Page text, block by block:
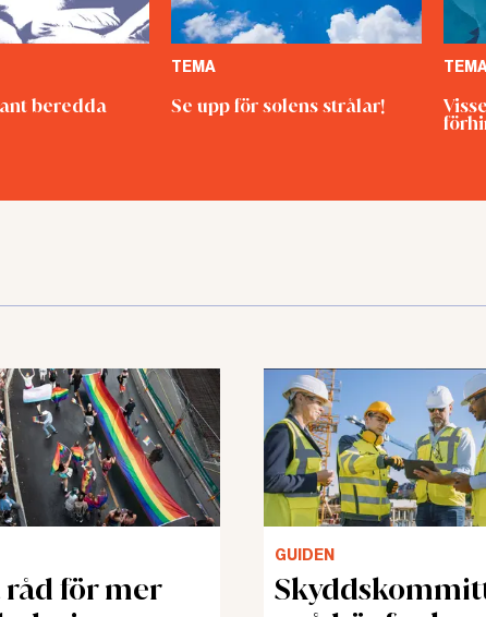
beredda
TEMA
Se upp för solens strålar!
råd för mer
GUIDEN